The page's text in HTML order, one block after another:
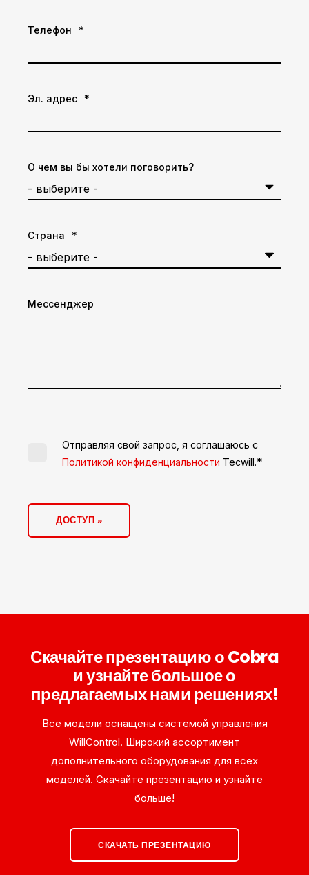
Телефон *
Эл. адрес *
О чем вы бы хотели поговорить?
Страна *
Мессенджер
Отправляя свой запрос, я соглашаюсь с
Политикой конфиденциальности Tecwill.*
Скачайте презентацию о Cobra
и узнайте большое о
предлагаемых нами решениях!
Все модели оснащены системой управления
WillControl. Широкий ассортимент
дополнительного оборудования для всех
моделей. Скачайте презентацию и узнайте
больше!
СКАЧАТЬ ПРЕЗЕНТАЦИЮ